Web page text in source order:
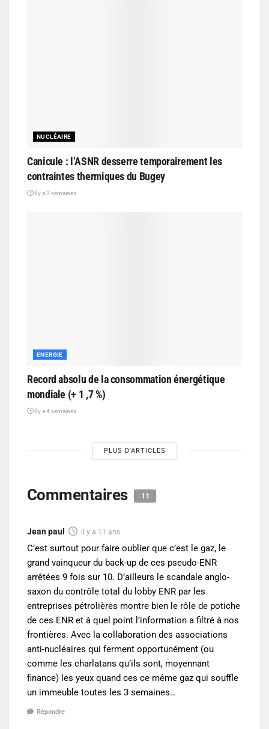
NUCLÉAIRE
Canicule : l’ASNR desserre temporairement les
contraintes thermiques du Bugey
il y a 3 semaines
ENERGIE
Record absolu de la consommation énergétique
mondiale (+ 1 ,7 %)
il y a 4 semaines
PLUS D'ARTICLES
Commentaires 11
Jean paul il y a 11 ans
C’est surtout pour faire oublier que c’est le gaz, le
grand vainqueur du back-up de ces pseudo-ENR
arrêtées 9 fois sur 10. D’ailleurs le scandale anglo-
saxon du contrôle total du lobby ENR par les
entreprises pétrolières montre bien le rôle de potiche
de ces ENR et à quel point l’information a filtré à nos
frontières. Avec la collaboration des associations
anti-nucléaires qui ferment opportunément (ou
comme les charlatans qu’ils sont, moyennant
finance) les yeux quand ces ce même gaz qui souffle
un immeuble toutes les 3 semaines…
Répondre